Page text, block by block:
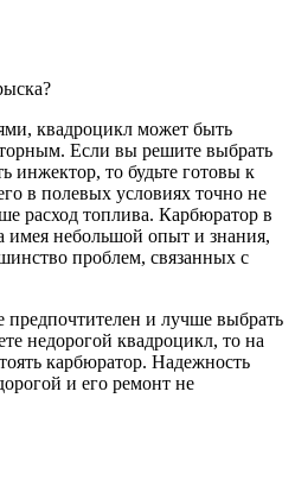
квадроцикл может быть
Если вы решите выбрать
инжектор, то будьте готовы к
в полевых условиях точно не
расход топлива. Карбюратор в
имея небольшой опыт и знания,
проблем, связанных с
предпочтителен и лучше выбрать
недорогой квадроцикл, то на
карбюратор. Надежность
и его ремонт не